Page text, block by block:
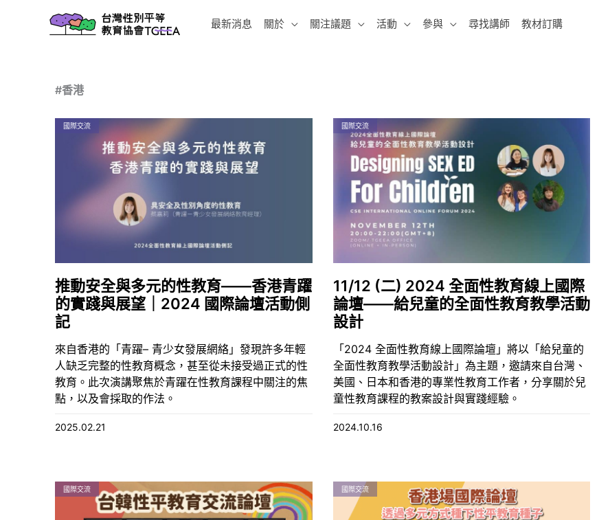
最新消息 關於 關注議題 活動 參與 尋找講師 教材訂購
#香港
國際交流
推動安全與多元的性教育——香港青躍
的實踐與展望｜2024 國際論壇活動側
記
來自香港的「青躍– 青少女發展網絡」發現許多年輕
人缺乏完整的性教育概念，甚至從未接受過正式的性
教育。此次演講聚焦於青躍在性教育課程中關注的焦
點，以及會採取的作法。
2025.02.21
國際交流
11/12 (二) 2024 全面性教育線上國際
論壇——給兒童的全面性教育教學活動
設計
「2024 全面性教育線上國際論壇」將以「給兒童的
全面性教育教學活動設計」為主題，邀請來自台灣、
美國、日本和香港的專業性教育工作者，分享關於兒
童性教育課程的教案設計與實踐經驗。
2024.10.16
國際交流 國際交流